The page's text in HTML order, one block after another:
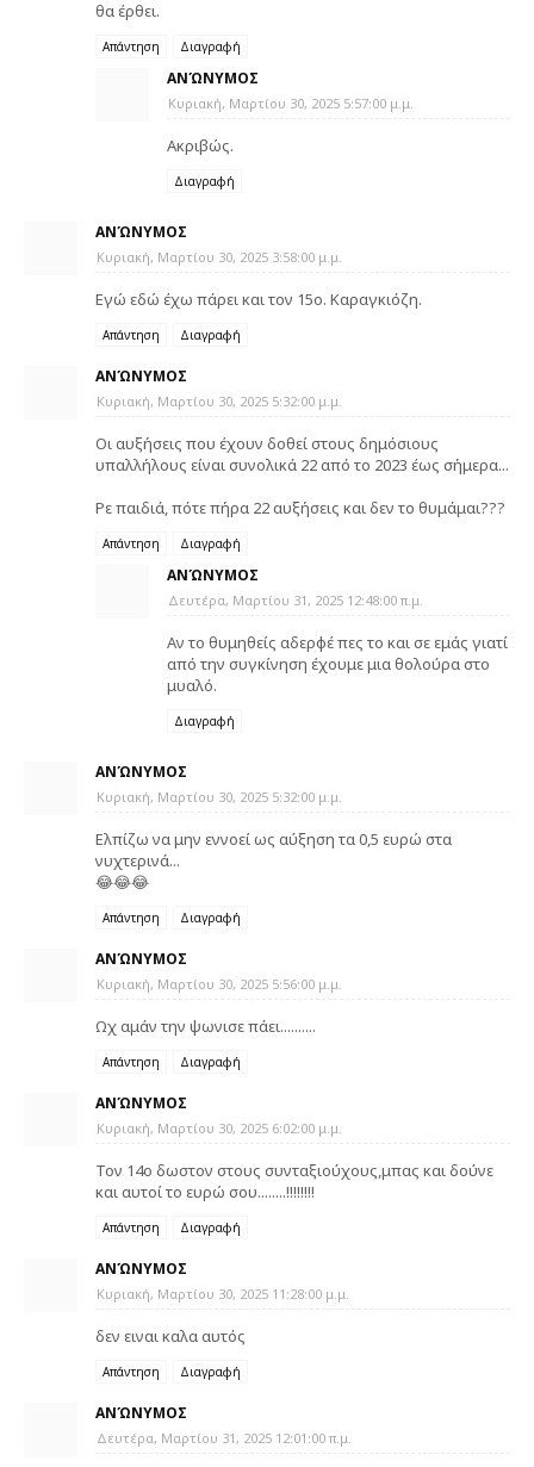
θα έρθει.
Απάντηση Διαγραφή
ΑΝΏΝΥΜΟΣ
Κυριακή, Μαρτίου 30, 2025 5:57:00 μ.μ.
Ακριβώς.
Διαγραφή
ΑΝΏΝΥΜΟΣ
Κυριακή, Μαρτίου 30, 2025 3:58:00 μ.μ.
Εγώ εδώ έχω πάρει και τον 15ο. Καραγκιόζη.
Απάντηση Διαγραφή
ΑΝΏΝΥΜΟΣ
Κυριακή, Μαρτίου 30, 2025 5:32:00 μ.μ.
Οι αυξήσεις που έχουν δοθεί στους δημόσιους
υπαλλήλους είναι συνολικά 22 από το 2023 έως σήμερα...
Ρε παιδιά, πότε πήρα 22 αυξήσεις και δεν το θυμάμαι???
Απάντηση Διαγραφή
ΑΝΏΝΥΜΟΣ
Δευτέρα, Μαρτίου 31, 2025 12:48:00 π.μ.
Αν το θυμηθείς αδερφέ πες το και σε εμάς γιατί
από την συγκίνηση έχουμε μια θολούρα στο
μυαλό.
Διαγραφή
ΑΝΏΝΥΜΟΣ
Κυριακή, Μαρτίου 30, 2025 5:32:00 μ.μ.
Ελπίζω να μην εννοεί ως αύξηση τα 0,5 ευρώ στα
νυχτερινά...
😂😂😂
Απάντηση Διαγραφή
ΑΝΏΝΥΜΟΣ
Κυριακή, Μαρτίου 30, 2025 5:56:00 μ.μ.
Ωχ αμάν την ψωνισε πάει..........
Απάντηση Διαγραφή
ΑΝΏΝΥΜΟΣ
Κυριακή, Μαρτίου 30, 2025 6:02:00 μ.μ.
Τον 14ο δωστον στους συνταξιούχους,μπας και δούνε
και αυτοί το ευρώ σου........!!!!!!!!
Απάντηση Διαγραφή
ΑΝΏΝΥΜΟΣ
Κυριακή, Μαρτίου 30, 2025 11:28:00 μ.μ.
δεν ειναι καλα αυτός
Απάντηση Διαγραφή
ΑΝΏΝΥΜΟΣ
Δευτέρα, Μαρτίου 31, 2025 12:01:00 π.μ.